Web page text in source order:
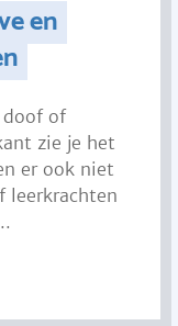
en
doof of
zie je het
er ook niet
leerkrachten